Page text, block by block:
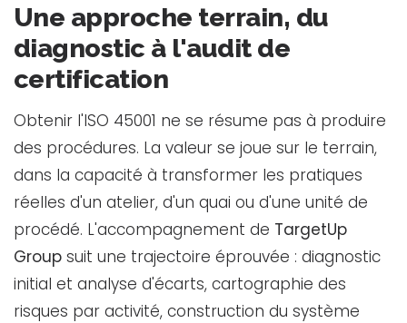
Une approche terrain, du
diagnostic à l'audit de
certification
Obtenir l'ISO 45001 ne se résume pas à produire
des procédures. La valeur se joue sur le terrain,
dans la capacité à transformer les pratiques
réelles d'un atelier, d'un quai ou d'une unité de
procédé. L'accompagnement de TargetUp
Group suit une trajectoire éprouvée : diagnostic
initial et analyse d'écarts, cartographie des
risques par activité, construction du système